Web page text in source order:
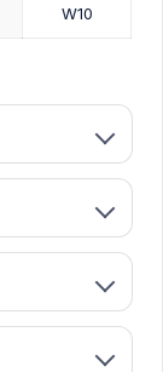
W10